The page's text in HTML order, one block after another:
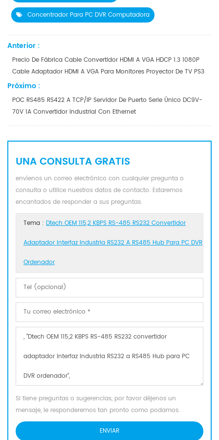
Concentrador Para PC DVR Computadora
Anterior :
Precio De Fábrica Cable Convertidor HDMI A VGA HDCP 1.3 1080P
Cable Adaptador HDMI A VGA Para Monitores Proyector De TV PS3
Próximo :
POC RS485 RS422 A TCP/IP Servidor De Puerto Serie Único DC9V-
70V 1A Convertidor Industrial Con Ethernet
UNA CONSULTA GRATIS
envíenos un correo electrónico con cualquier pregunta o
consulta o utilice nuestros datos de contacto. Estaremos
encantados de responder a sus preguntas.
Tema : Dtech OEM 115,2 KBPS RS-485 RS232 Convertidor
Adaptador Interfaz Industria RS232 A RS485 Hub Para PC DVR
Ordenador
Si tiene preguntas o sugerencias, por favor déjenos un
mensaje, le responderemos tan pronto como podamos.